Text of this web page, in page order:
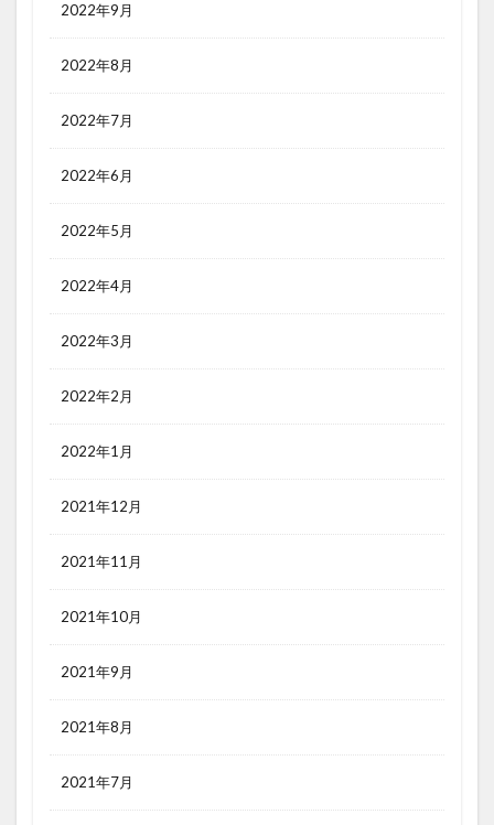
2022年9月
2022年8月
2022年7月
2022年6月
2022年5月
2022年4月
2022年3月
2022年2月
2022年1月
2021年12月
2021年11月
2021年10月
2021年9月
2021年8月
2021年7月